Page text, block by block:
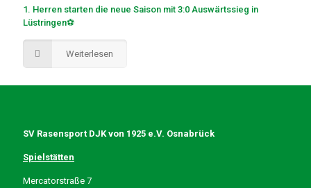
1. Herren starten die neue Saison mit 3:0 Auswärtssieg in
Lüstringen⚽
Weiterlesen
SV Rasensport DJK von 1925 e.V. Osnabrück
Spielstätten
Mercatorstraße 7